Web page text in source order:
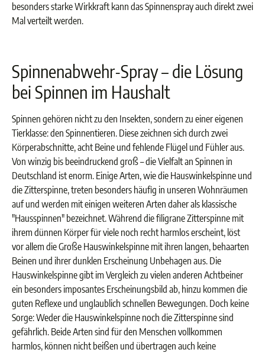
besonders starke Wirkkraft kann das Spinnenspray auch direkt zwei
Mal verteilt werden.
Spinnenabwehr-Spray – die Lösung
bei Spinnen im Haushalt
Spinnen gehören nicht zu den Insekten, sondern zu einer eigenen
Tierklasse: den Spinnentieren. Diese zeichnen sich durch zwei
Körperabschnitte, acht Beine und fehlende Flügel und Fühler aus.
Von winzig bis beeindruckend groß – die Vielfalt an Spinnen in
Deutschland ist enorm. Einige Arten, wie die Hauswinkelspinne und
dieZitterspinne, treten besonders häufig in unseren Wohnräumen
auf und werden mit einigen weiteren Arten daher als klassische
"Hausspinnen" bezeichnet. Während die filigrane Zitterspinne mit
ihrem dünnen Körper für viele noch recht harmlos erscheint, löst
vor allem die Große Hauswinkelspinne mit ihren langen, behaarten
Beinen und ihrer dunklen Erscheinung Unbehagen aus. Die
Hauswinkelspinne gibt im Vergleich zu vielen anderen Achtbeiner
ein besonders imposantes Erscheinungsbild ab, hinzu kommen die
guten Reflexe und unglaublich schnellen Bewegungen. Doch keine
Sorge: Weder die Hauswinkelspinne noch die Zitterspinne sind
gefährlich. Beide Arten sind für den Menschen vollkommen
harmlos, können nicht beißen und übertragen auch keine